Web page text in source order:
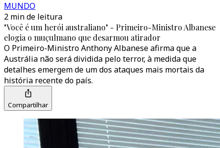
MUNDO
2 min de leitura
"Você é um herói australiano" - Primeiro-Ministro Albanese
elogia o muçulmano que desarmou atirador
O Primeiro-Ministro Anthony Albanese afirma que a
Austrália não será dividida pelo terror, à medida que
detalhes emergem de um dos ataques mais mortais da
história recente do país.
Compartilhar